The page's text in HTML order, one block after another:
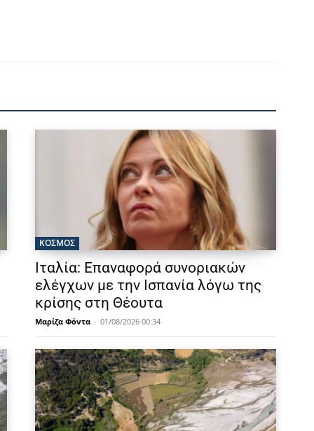
ΚΟΣΜΟΣ
Ιταλία: Επαναφορά συνοριακών
ελέγχων με την Ισπανία λόγω της
κρίσης στη Θέουτα
Μαρίζα Φόντα - 01/08/2026 00:34